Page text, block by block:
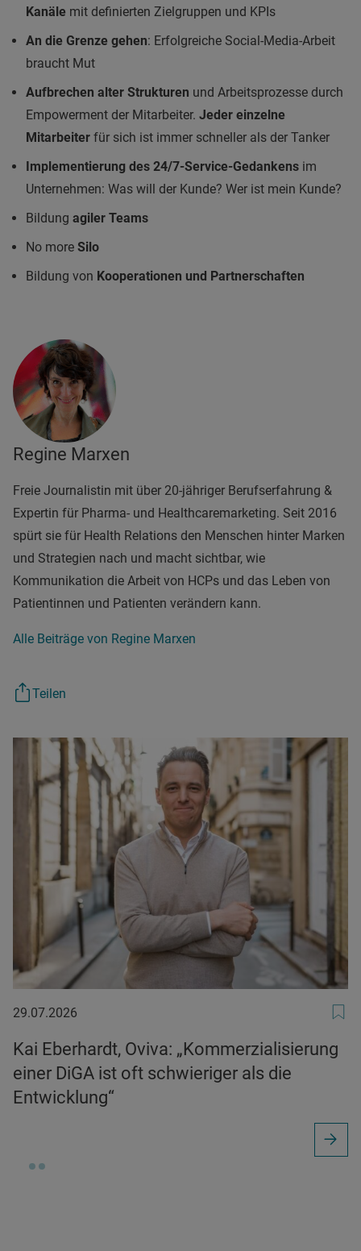
Kanäle mit definierten Zielgruppen und KPIs
An die Grenze gehen: Erfolgreiche Social-Media-Arbeit
braucht Mut
Aufbrechen alter Strukturen und Arbeitsprozesse durch
Empowerment der Mitarbeiter. Jeder einzelne
Mitarbeiter für sich ist immer schneller als der Tanker
Implementierung des 24/7-Service-Gedankens im
Unternehmen: Was will der Kunde? Wer ist mein Kunde?
Bildung agiler Teams
No more Silo
Bildung von Kooperationen und Partnerschaften
Regine Marxen
Freie Journalistin mit über 20-jähriger Berufserfahrung &
Expertin für Pharma- und Healthcaremarketing. Seit 2016
spürt sie für Health Relations den Menschen hinter Marken
und Strategien nach und macht sichtbar, wie
Kommunikation die Arbeit von HCPs und das Leben von
Patientinnen und Patienten verändern kann.
Alle Beiträge von Regine Marxen
Teilen
29.07.2026
29.07.2026
Kai Eberhardt, Oviva: „Kommerzialisierung
einer DiGA ist oft schwieriger als die
Entwicklung“